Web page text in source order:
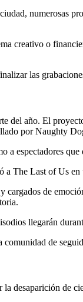
numerosas
creativo o
las
del año. El
por Naughty
espectadores
The Last of Us
de
llegarán
comunidad de
desaparición de